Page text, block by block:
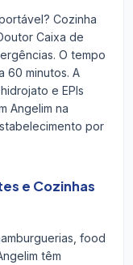
Cozinha
Caixa de
O tempo
60 minutos. A
e EPIs
Angelim na
por
e Cozinhas
food
têm